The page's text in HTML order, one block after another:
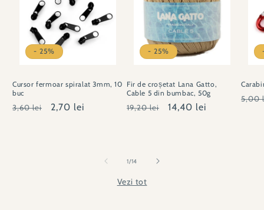
- 25%
Cursor fermoar spiralat 3mm, 10
buc
Preț
3,60 lei
Preț
2,70 lei
- 25%
Fir de croșetat Lana Gatto,
Cable 5 din bumbac, 50g
Preț
19,20 lei
Preț
14,40 lei
Preț
5,00
1/din
14
Vezi tot